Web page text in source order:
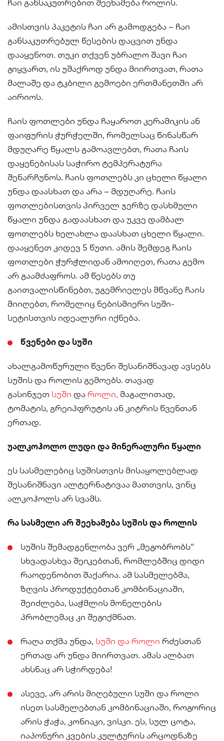
ჩაი განსაკუთრებით შეეხამება როლის.
ამისთვის პაკეტის ჩაი არ გამოდგება – ჩაი
განსაკუთრებულ წესების დაცვით უნდა
დააყენოთ. თუკი თქვენ უბრალო შავი ჩაი
გიყვართ, ის უშაქროდ უნდა მიირთვათ, რათა
მალაშე და ტკბილი გემოები ერთმანეთში არ
აირიოს.
ჩაის ფოთლები უნდა ჩაყაროთ კერამიკის ან
ფაიფურის ჭურჭელში, რომელსაც წინასწარ
მდუღარე წყალს გამოავლებთ, რათა ჩაის
დაყენებისას საჭირო ტემპერატურა
შენარჩუნოს. ჩაის ფოთლებს კი ცხელი წყალი
უნდა დაასხათ და არა – მდუღარე. ჩაის
ფოთლებისთვის პირველ ჯერზე დასხმული
წყალი უნდა გადაასხათ და უკვე დამბალ
ფოთლებს ხელახლა დაასხათ ცხელი წყალი.
დააყენეთ კიდევ 5 წუთი. ამის შემდეგ ჩაის
ფოთლები ჭურჭლიდან ამოიღეთ, რათა გემო
არ გაამძაფროს. ამ წესებს თუ
გაითვალისწინებთ, უგემრიელეს მწვანე ჩაის
მიიღებთ, რომელიც ნებისმიერი სუში-
სეტისთვის იდეალური იქნება.
წვენები და სუში
ახალგამოწურული წვენი შესანიშნავად ავსებს
სუშის და როლის გემოებს. თავად
გასინჯეთ სუში და როლი, მაგალითად,
ტომატის, გრეიპფრუტის ან კიტრის წვენთან
ერთად.
უალკოჰოლო ლუდი და მინერალური წყალი
ეს სასმელებიც სუშისთვის მისაყოლებლად
შესანიშნავი ალტერნატივაა მათთვის, ვინც
ალკოჰოლს არ სვამს.
რა სასმელი არ შეეხამება სუშის და როლის
სუშის შემადგენლობა ვერ „მეგობრობს“
სხვადასხვა შეიკებთან, რომლებშიც დიდი
რაოდენობით შაქარია. ამ სასმელებმა,
ზღვის პროდუქტებთან კომბინაციაში,
შეიძლება, საჭმლის მონელების
პრობლემაც კი შეგიქმნათ.
რაღა თქმა უნდა, სუში და როლი რძესთან
ერთად არ უნდა მიირთვათ. ამას ალბათ
ახსნაც არ სჭირდება!
ასევე, არ არის მიღებული სუში და როლი
ისეთ სასმელებთან კომბინაციაში, როგორიც
არის ჭაჭა, კონიაკი, ვისკი. ეს, სულ ცოტა,
იაპონური კვების კულტურის არცოდნაზე